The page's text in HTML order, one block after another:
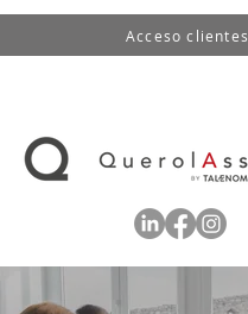
Acceso clientes